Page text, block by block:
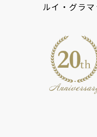
ルイ・グラマ